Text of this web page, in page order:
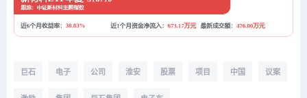
巨石 电子 公司 淮安 股票 项目 中国 议案